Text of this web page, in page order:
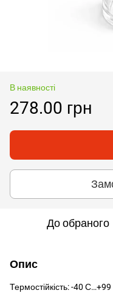
В наявності
278.00 грн
До обраного
Опис
Термостійкість: -40